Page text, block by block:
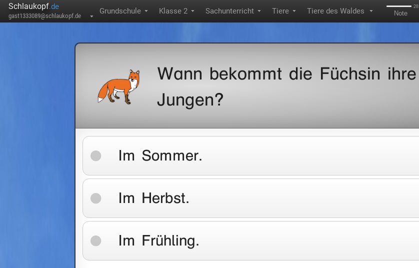
Schlaukopf.de
gast1333089@schlaukopf.de ▼
Grundschule ▼ Klasse 2 ▼ Sachunterricht ▼ Tiere ▼ Tiere des Waldes ▼
28
Note
Wann bekommt die Füchsin ihre
Jungen?
Im Sommer.
Im Herbst.
Im Frühling.